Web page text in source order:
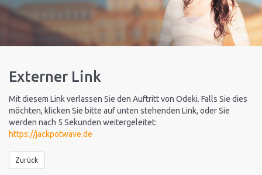
Externer Link
Mit diesem Link verlassen Sie den Auftritt von Odeki. Falls Sie dies
möchten, klicken Sie bitte auf unten stehenden Link, oder Sie
werden nach 5 Sekunden weitergeleitet:
https://jackpotwave.de
Zurück